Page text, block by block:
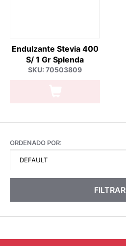
Endulzante Stevia 400
S/ 1 Gr Splenda
SKU: 70503809
ORDENADO POR:
FILTRAR